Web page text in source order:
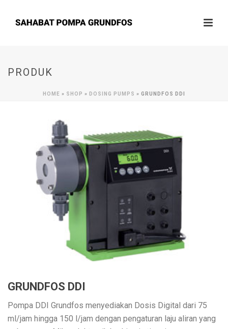
PRODUK
HOME » SHOP » DOSING PUMPS » GRUNDFOS DDI
GRUNDFOS DDI
Pompa DDI Grundfos menyediakan Dosis Digital dari 75
ml/jam hingga 150 l/jam dengan pengaturan laju aliran yang